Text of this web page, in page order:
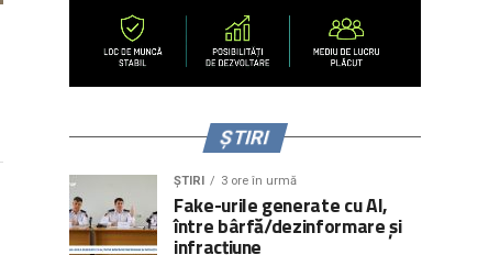
ȘTIRI
ȘTIRI 3 ore în urmă
Fake-urile generate cu AI,
între bârfă/dezinformare și
infracțiune